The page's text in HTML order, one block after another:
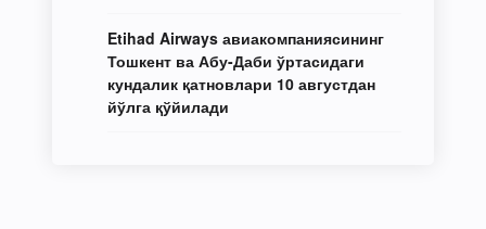
Etihad Airways авиакомпаниясининг
Тошкент ва Абу-Даби ўртасидаги
кундалик қатновлари 10 августдан
йўлга қўйилади